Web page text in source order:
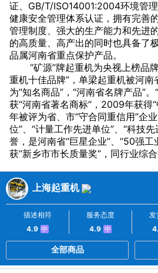
证、GB/T/ISO14001:2004环境管
健康安全管理体系认证，拥有完善
管理制度、强大的生产能力和先进
的高质量、高产出的同时也具备了
品属河南省重点保护产品。
“矿源”牌起重机为央视上榜品牌
重机十佳品牌”，单梁起重机被河
为“知名商品”，“河南省名牌产品”
获“河南省著名商标”，2009年获得
年被评为省、市“守合同重信用”企
位”、“计量工作先进单位”、“科技
誉，是河南省“巨星企业”、“50强
获“新乡市市长质量奖”，同行业综
上海起重机
描述相符
4.9 中
服务态度
4.9 中
发
全部商品